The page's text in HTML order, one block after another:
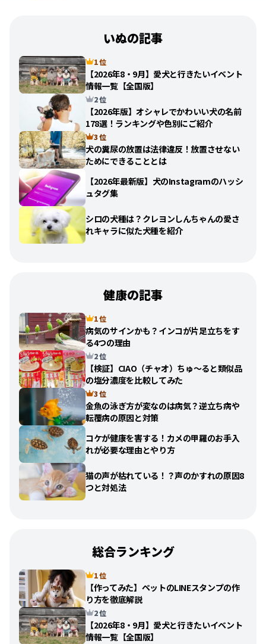
いぬの記事
1 位
【2026年8・9月】愛犬と行きたいイベント
情報一覧【全国版】
2 位
【2026年版】オシャレでかわいい犬の名前
178選！ランキングや色別にご紹介
3 位
犬の糞尿の放置は法律違反！放置させない
ためにできることとは
【2026年最新版】犬のInstagramのハッシ
ュタグ集
シロの犬種は？クレヨンしんちゃんの愛さ
れキャラに似た犬種を紹介
健康の記事
1 位
病気のサインかも？インコが片足立ちをす
る4つの理由
2 位
【検証】CIAO（チャオ）ちゅ〜ると類似品
の塩分濃度を比較してみた
3 位
金魚の泳ぎ方が変なのは病気？逆立ち病や
転覆病の原因と対策
コケが健康を害する！カメの甲羅のお手入
れが必要な理由とやり方
猫の声が枯れている！？声のかすれの原因8
つと対処法
総合ランキング
1 位
【作ってみた】ペットのLINEスタンプの作
り方を徹底解説
2 位
【2026年8・9月】愛犬と行きたいイベント
情報一覧【全国版】